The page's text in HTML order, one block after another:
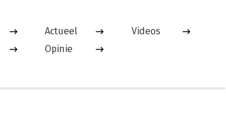
Actueel
Opinie
Videos